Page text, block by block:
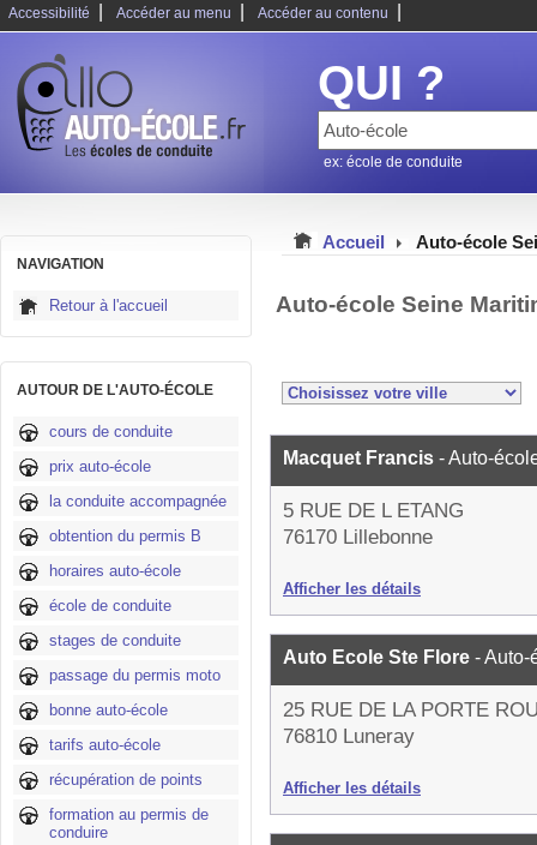
Accessibilité Accéder au menu Accéder au contenu
QUI ?
ex: école de conduite
NAVIGATION
Retour à l'accueil
AUTOUR DE L'AUTO-ÉCOLE
cours de conduite
prix auto-école
la conduite accompagnée
obtention du permis B
horaires auto-école
école de conduite
stages de conduite
passage du permis moto
bonne auto-école
tarifs auto-école
récupération de points
formation au permis de
conduire
Accueil Auto-école
Auto-école Seine
Macquet Francis - Auto-
5 RUE DE L ETANG
76170 Lillebonne
Afficher les détails
Auto Ecole Ste Flore - Auto-
25 RUE DE LA PORTE
76810 Luneray
Afficher les détails